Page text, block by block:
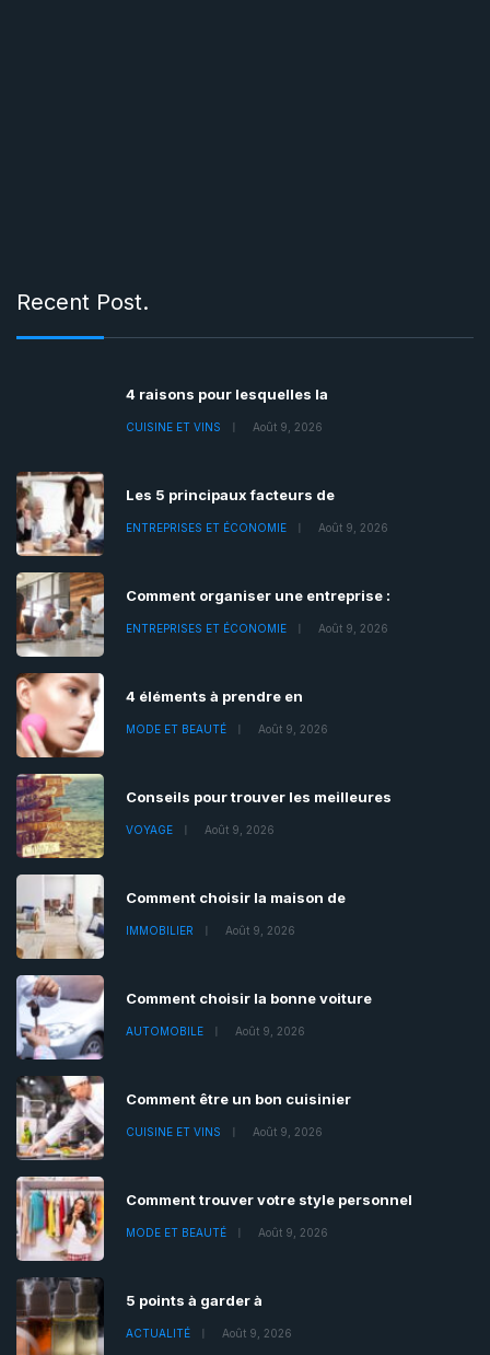
Recent Post.
4 raisons pour lesquelles la
CUISINE ET VINS Août 9, 2026
Les 5 principaux facteurs de
ENTREPRISES ET ÉCONOMIE Août 9, 2026
Comment organiser une entreprise :
ENTREPRISES ET ÉCONOMIE Août 9, 2026
4 éléments à prendre en
MODE ET BEAUTÉ Août 9, 2026
Conseils pour trouver les meilleures
VOYAGE Août 9, 2026
Comment choisir la maison de
IMMOBILIER Août 9, 2026
Comment choisir la bonne voiture
AUTOMOBILE Août 9, 2026
Comment être un bon cuisinier
CUISINE ET VINS Août 9, 2026
Comment trouver votre style personnel
MODE ET BEAUTÉ Août 9, 2026
5 points à garder à
ACTUALITÉ Août 9, 2026